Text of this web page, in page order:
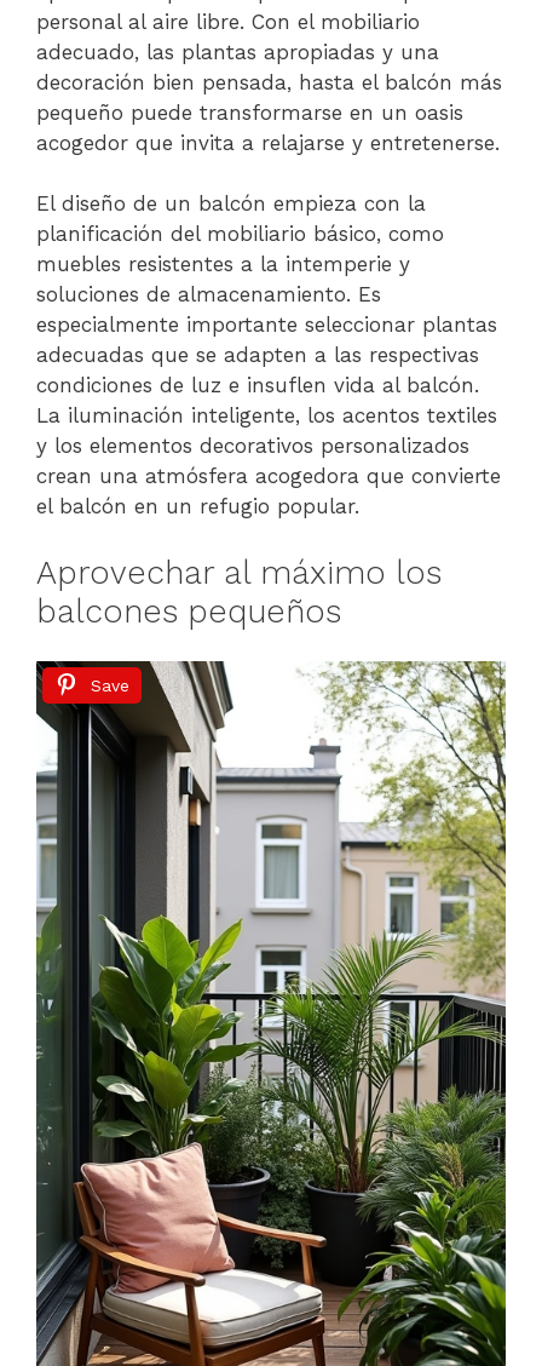
personal al aire libre. Con el mobiliario
adecuado, las plantas apropiadas y una
decoración bien pensada, hasta el balcón más
pequeño puede transformarse en un oasis
acogedor que invita a relajarse y entretenerse.
El diseño de un balcón empieza con la
planificación del mobiliario básico, como
muebles resistentes a la intemperie y
soluciones de almacenamiento. Es
especialmente importante seleccionar plantas
adecuadas que se adapten a las respectivas
condiciones de luz e insuflen vida al balcón.
La iluminación inteligente, los acentos textiles
y los elementos decorativos personalizados
crean una atmósfera acogedora que convierte
el balcón en un refugio popular.
Aprovechar al máximo los
balcones pequeños
Save